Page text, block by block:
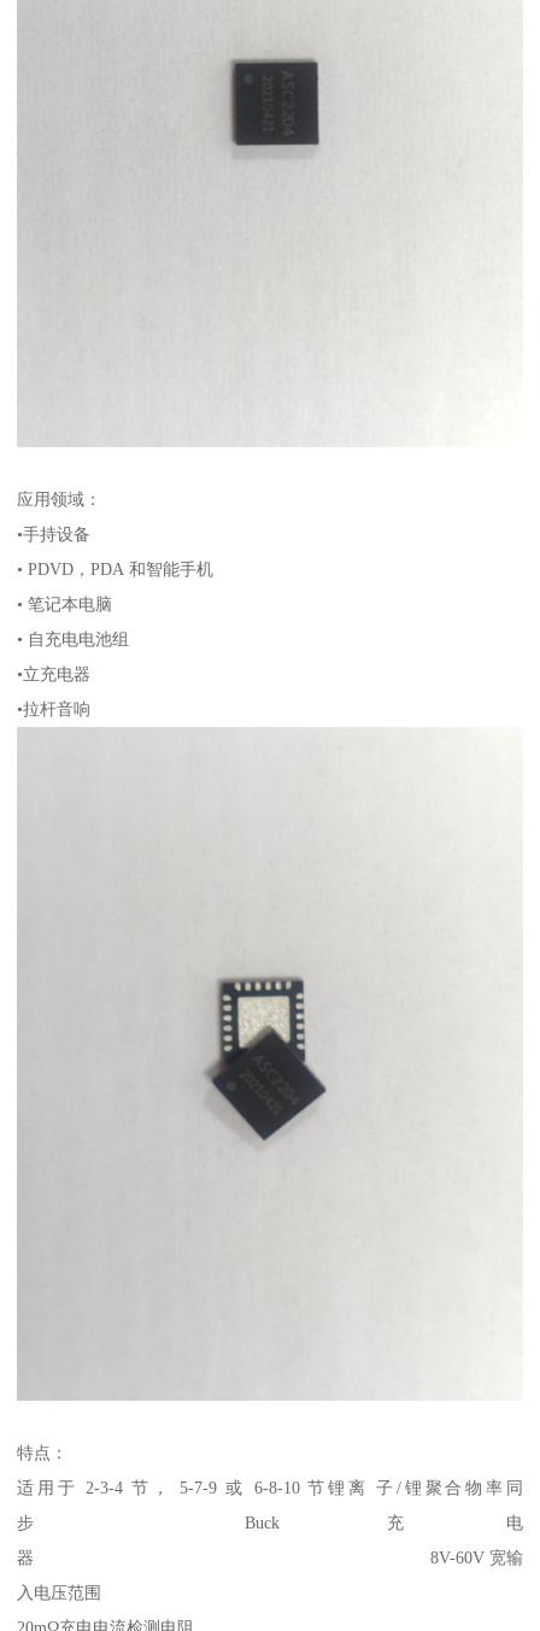
应用领域：
•手持设备
• PDVD，PDA 和智能手机
• 笔记本电脑
• 自充电电池组
•立充电器
•拉杆音响
特点：
适用于 2-3-4 节， 5-7-9 或 6-8-10 节锂离 子/锂聚合物率同
步 Buck 充电
器 8V-60V 宽输
入电压范围